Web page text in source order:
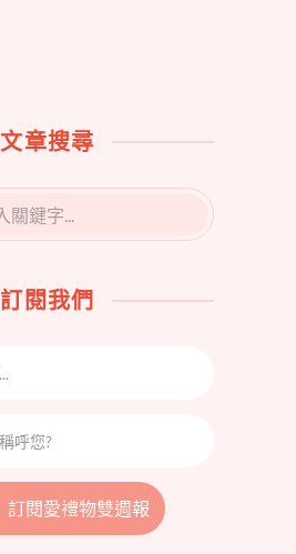
文章搜尋
訂閱我們
訂閱愛禮物雙週報